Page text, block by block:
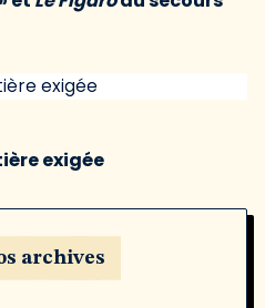
exigée
archives